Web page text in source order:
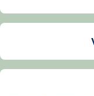
La Carmina
dos mesos, a